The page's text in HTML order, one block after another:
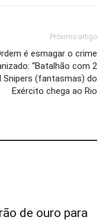
Próximo artigo
é esmagar o crime
“Batalhão com 2
Snipers (fantasmas) do
Exército chega ao Rio
de ouro para